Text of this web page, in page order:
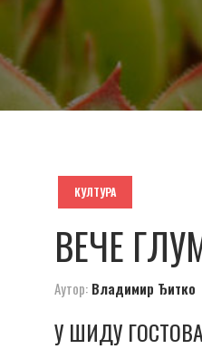
КУЛТУРА
ВЕЧЕ
Аутор: Владимир Ђитко
У ШИДУ